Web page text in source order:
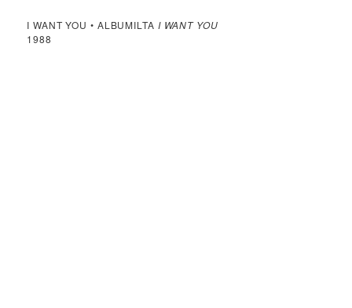
I WANT YOU • ALBUMILTA I WANT YOU
1988